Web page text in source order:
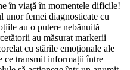
în viață în momentele dificile!
unor femei diagnosticate cu
au o putere nebănuită
au măsurat markerii
cu stările emoționale ale
ce transmit informații între